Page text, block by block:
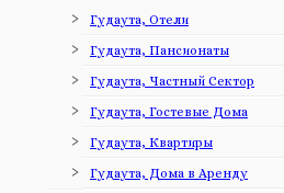
Гудаута, Отели
Гудаута, Пансионаты
Гудаута, Частный Сектор
Гудаута, Гостевые Дома
Гудаута, Квартиры
Гудаута, Дома в Аренду